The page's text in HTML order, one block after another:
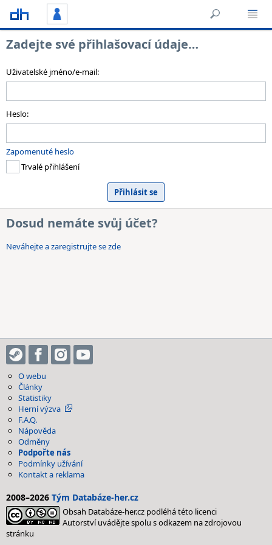
Zadejte své přihlašovací údaje…
Uživatelské jméno/e-mail:
Heslo:
Zapomenuté heslo
Trvalé přihlášení
Dosud nemáte svůj účet?
Neváhejte a zaregistrujte se zde
O webu
Články
Statistiky
Herní výzva
F.A.Q.
Nápověda
Odměny
Podpořte nás
Podmínky užívání
Kontakt a reklama
2008–2026 Tým Databáze-her.cz
Obsah Databáze-her.cz podléhá této licenci
Autorství uvádějte spolu s odkazem na zdrojovou
stránku